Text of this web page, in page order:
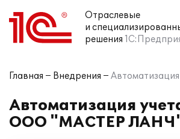
Отраслевые
и
решения
Главная Внедрения
Автоматизация
ООО "МАСТЕР